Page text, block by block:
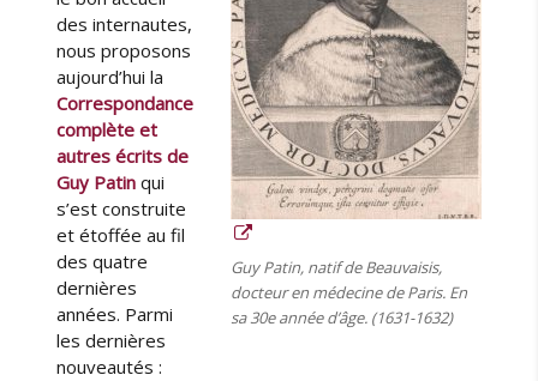
u
y
P
a
t
n
u
l
a
F
Guy Patin, natif de Beauvaisis,
docteur en médecine de Paris. En
sa 30e année d’âge. (1631-1632)
des internautes,
nous proposons
aujourd’hui la
Correspondance
complète et
autres écrits de
Guy Patin qui
s’est construite
et étoffée au fil
des quatre
dernières
années. Parmi
les dernières
nouveautés :